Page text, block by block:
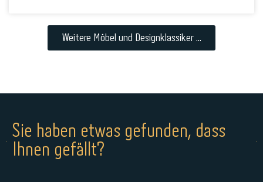
Weitere Möbel und Designklassiker ...
Sie haben etwas gefunden, dass
Ihnen gefällt?